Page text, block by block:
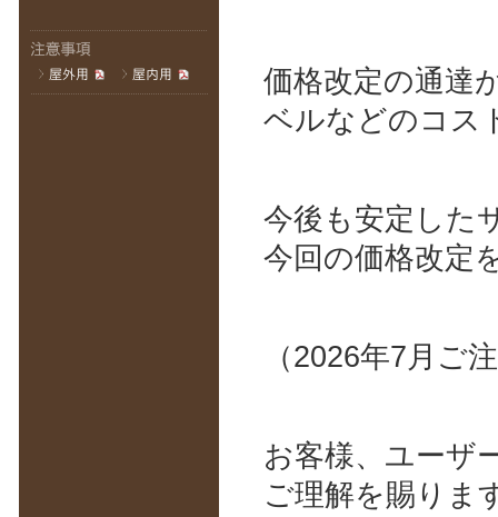
価格改定の通達
ベルなどのコス
今後も安定した
今回の価格改定
（2026年7月ご
お客様、ユーザ
ご理解を賜りま